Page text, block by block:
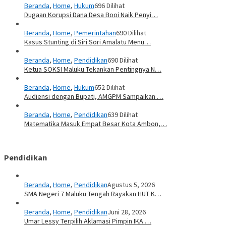
Beranda, Home, Hukum696 Dilihat
Dugaan Korupsi Dana Desa Booi Naik Penyi…
Beranda, Home, Pemerintahan690 Dilihat
Kasus Stunting di Siri Sori Amalatu Menu…
Beranda, Home, Pendidikan690 Dilihat
Ketua SOKSI Maluku Tekankan Pentingnya N…
Beranda, Home, Hukum652 Dilihat
Audiensi dengan Bupati, AMGPM Sampaikan …
Beranda, Home, Pendidikan639 Dilihat
Matematika Masuk Empat Besar Kota Ambon,…
Pendidikan
Beranda, Home, PendidikanAgustus 5, 2026
SMA Negeri 7 Maluku Tengah Rayakan HUT K…
Beranda, Home, PendidikanJuni 28, 2026
Umar Lessy Terpilih Aklamasi Pimpin IKA …